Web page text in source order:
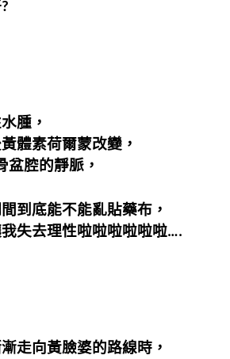
?
腫，
體素荷爾蒙改變，
盆腔的靜脈，
到底能不能亂貼藥布，
失去理性啦啦啦啦啦啦….
走向黃臉婆的路線時，